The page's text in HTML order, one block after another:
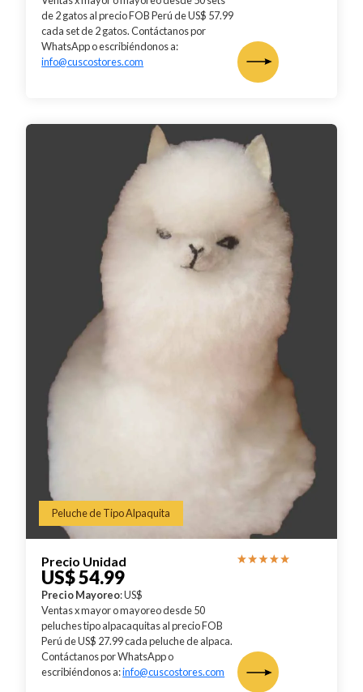
de 2 gatos al precio FOB Perú de US$ 57.99
cada set de 2 gatos. Contáctanos por
WhatsApp o escribiéndonos a:
info@cuscostores.com
Peluche de Tipo Alpaquita
Precio Unidad
US$ 54.99
Precio Mayoreo: US$
Ventas x mayor o mayoreo desde 50
peluches tipo alpacaquitas al precio FOB
Perú de US$ 27.99 cada peluche de alpaca.
Contáctanos por WhatsApp o
escribiéndonos a:info@cuscostores.com